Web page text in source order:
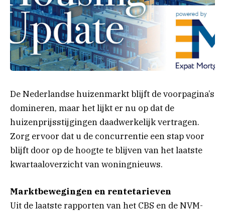
De Nederlandse huizenmarkt blijft de voorpagina’s
domineren, maar het lijkt er nu op dat de
huizenprijsstijgingen daadwerkelijk vertragen.
Zorg ervoor dat u de concurrentie een stap voor
blijft door op de hoogte te blijven van het laatste
kwartaaloverzicht van woningnieuws.
Marktbewegingen en rentetarieven
Uit de laatste rapporten van het CBS en de NVM-